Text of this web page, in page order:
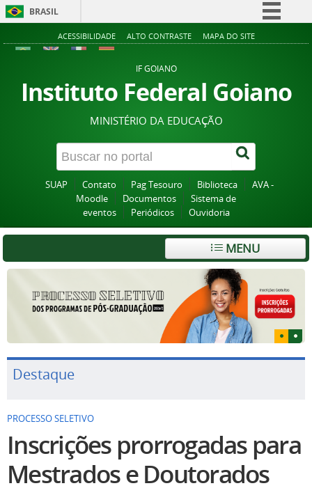
BRASIL
Simplifique!
Acesso à informação
Legislação
Canais
ACESSIBILIDADE ALTO CONTRASTE MAPA DO SITE
IF GOIANO
Instituto Federal Goiano
MINISTÉRIO DA EDUCAÇÃO
SUAP Contato Pag Tesouro Biblioteca
AVA -
Moodle
Documentos
Sistema de
eventos
Periódicos Ouvidoria
MENU
Destaque
PROCESSO SELETIVO
Inscrições prorrogadas para
Mestrados e Doutorados